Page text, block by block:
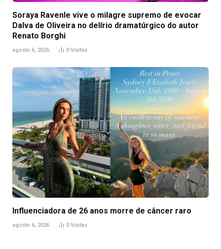
Soraya Ravenle vive o milagre supremo de evocar
Dalva de Oliveira no delírio dramatúrgico do autor
Renato Borghi
agosto 6, 2026 0 Visitas
Influenciadora de 26 anos morre de câncer raro
agosto 6, 2026 0 Visitas